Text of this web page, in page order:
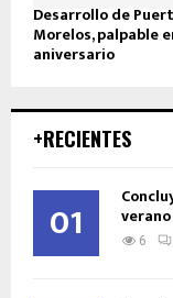
Desarrollo de
Morelos, palpable
aniversario
+RECIENTES
01 verano
6